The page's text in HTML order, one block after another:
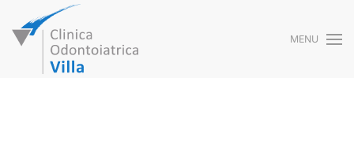
Skip to main content MENU